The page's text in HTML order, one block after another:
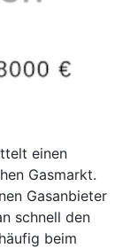
einen
Gasmarkt.
Gasanbieter
schnell den
beim